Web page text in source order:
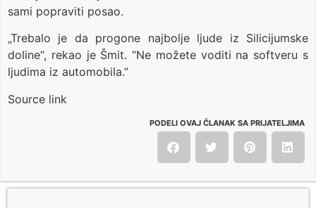
sami popraviti posao.
„Trebalo je da progone najbolje ljude iz Silicijumske
doline“, rekao je Šmit. “Ne možete voditi na softveru s
ljudima iz automobila.”
Source link
PODELI OVAJ ČLANAK SA PRIJATELJIMA